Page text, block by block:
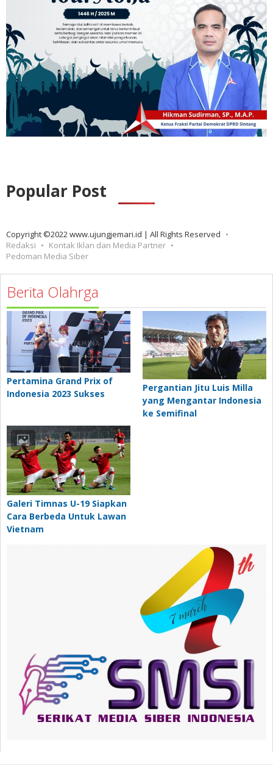
Popular Post
Copyright ©2022 www.ujungjemari.id | All Rights Reserved
Redaksi
Kontak Iklan dan Media Partner
Pedoman Media Siber
Berita Olahrga
Pertamina Grand Prix of
Indonesia 2023 Sukses
Pergantian Jitu Luis Milla
yang Mengantar Indonesia
ke Semifinal
Galeri Timnas U-19 Siapkan
Cara Berbeda Untuk Lawan
Vietnam